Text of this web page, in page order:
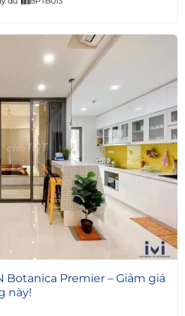
Botanica Premier – Giảm giá
này!